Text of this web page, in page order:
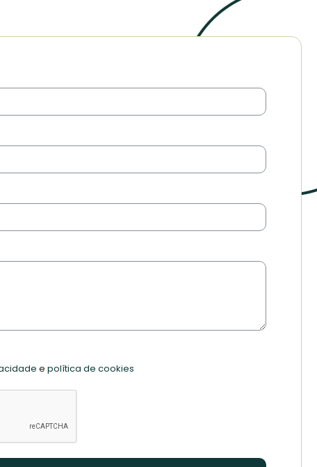
epolítica de cookies